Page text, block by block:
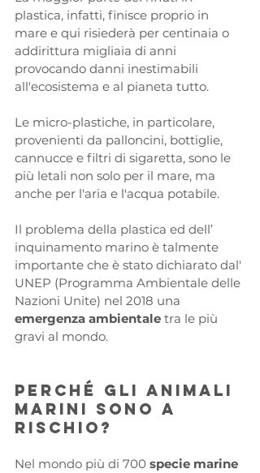
plastica, infatti, finisce proprio in
mare e qui risiederà per centinaia o
addirittura migliaia di anni
provocando danni inestimabili
all'ecosistema e al pianeta tutto.
Le micro-plastiche, in particolare,
provenienti da palloncini, bottiglie,
cannucce e filtri di sigaretta, sono le
più letali non solo per il mare, ma
anche per l'aria e l'acqua potabile.
Il problema della plastica ed dell’
inquinamento marino è talmente
importante che è stato dichiarato dal'
UNEP (Programma Ambientale delle
Nazioni Unite) nel 2018 una
emergenza ambientale tra le più
gravi al mondo.
Perché gli animali
marini sono a
rischio?
Nel mondo più di 700 specie marine